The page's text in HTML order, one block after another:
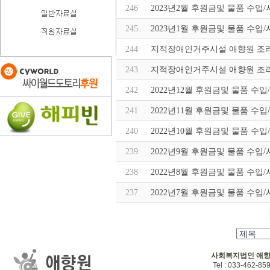
246 2023년2월 후원금및 물품 수입/
245 2023년1월 후원금및 물품 수입/
244 지적장애인거주시설 애향원 조
243 지적장애인거주시설 애향원 조
242 2022년12월 후원금및 물품 수
241 2022년11월 후원금및 물품 수
240 2022년10월 후원금및 물품 수
239 2022년9월 후원금및 물품 수입/
238 2022년8월 후원금및 물품 수입/
237 2022년7월 후원금및 물품 수입/
사회복지법인 애
Tel : 033-462-